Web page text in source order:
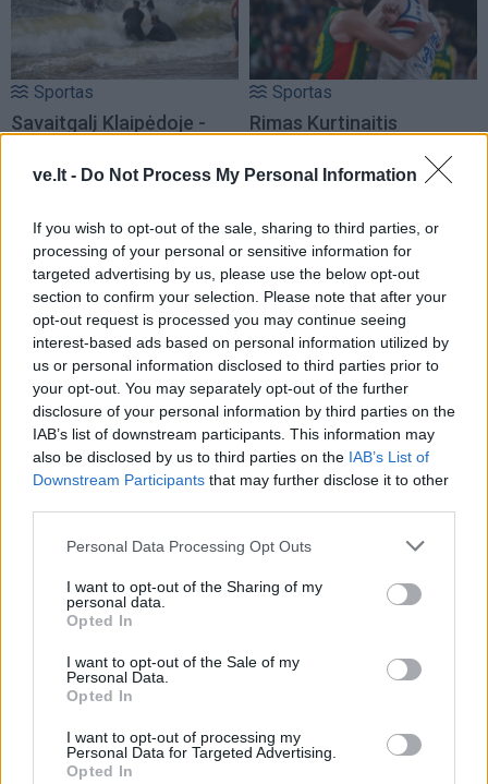
ve.lt - Do Not Process My Personal Information
If you wish to opt-out of the sale, sharing to third parties, or
processing of your personal or sensitive information for
targeted advertising by us, please use the below opt-out
section to confirm your selection. Please note that after your
opt-out request is processed you may continue seeing
interest-based ads based on personal information utilized by
us or personal information disclosed to third parties prior to
your opt-out. You may separately opt-out of the further
disclosure of your personal information by third parties on the
IAB’s list of downstream participants. This information may
also be disclosed by us to third parties on the IAB’s List of
Downstream Participants that may further disclose it to other
Personal Data Processing Opt Outs
I want to opt-out of the Sharing of my
personal data.
Opted In
I want to opt-out of the Sale of my
Personal Data.
Opted In
I want to opt-out of processing my
Personal Data for Targeted Advertising.
Opted In
Sportas
Savaitgalį Klaipėdoje -
virs penkiose skirtingose
Sportas
Rimas Kurtinaitis
rinktinės kandidatus:
(1)
Sportas
Į Palangą atkeliavo
žiemos paralimpinių
žaidynių paroda
Sportas
Jaunieji paraatletai
savaitę vasaros skyrė
stovyklai
Sportas
Evansas pasirašė sutartį
su „Žalgiriu“
kapituliavo prieš „Hajduk“
– praleido net penkis